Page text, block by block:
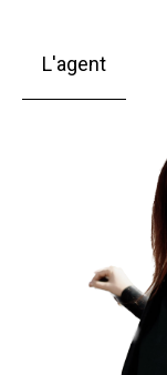
L'agent